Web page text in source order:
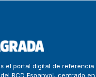
el portal digital de
RCD Espanyol, centrado